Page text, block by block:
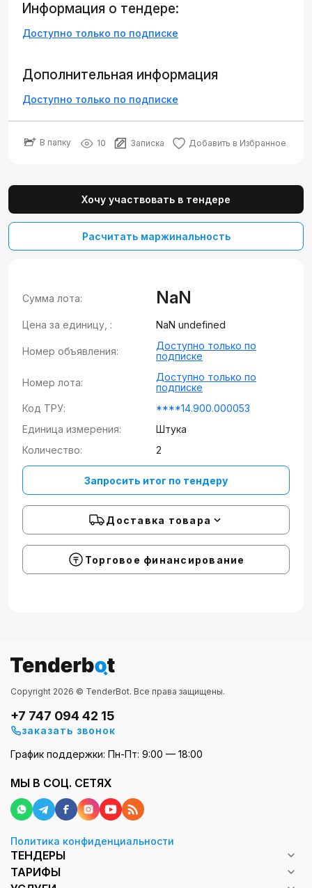
Информация о тендере:
Доступно только по подписке
Дополнительная информация
Доступно только по подписке
В папку 10 Записка Добавить в Избранное
Хочу участвовать в тендере
Расчитать маржинальность
Сумма лота: NaN
Цена за единицу, : NaN undefined
Номер объявления:
Доступно только по
подписке
Номер лота:
Доступно только по
подписке
Код ТРУ:
****14.900.000053
Единица измерения:
Штука
Количество:
2
Запросить итог по тендеру
Доставка товара
Торговое финансирование
Copyright 2026 © TenderBot. Все права защищены.
+7 747 094 42 15
заказать звонок
График поддержки: Пн-Пт: 9:00 — 18:00
МЫ В СОЦ. СЕТЯХ
Политика конфиденциальности
ТЕНДЕРЫ
ТАРИФЫ